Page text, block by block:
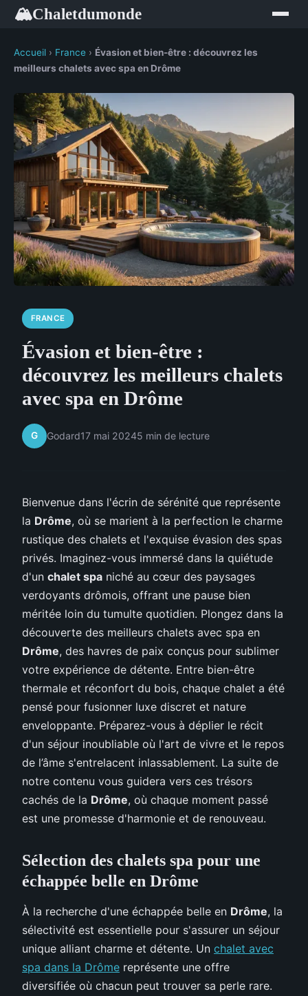
🏔Chaletdumonde
Accueil › France › Évasion et bien-être : découvrez les
meilleurs chalets avec spa en Drôme
FRANCE
Évasion et bien-être :
découvrez les meilleurs chalets
avec spa en Drôme
G Godard17 mai 20245 min de lecture
Bienvenue dans l'écrin de sérénité que représente
la Drôme, où se marient à la perfection le charme
rustique des chalets et l'exquise évasion des spas
privés. Imaginez-vous immersé dans la quiétude
d'un chalet spa niché au cœur des paysages
verdoyants drômois, offrant une pause bien
méritée loin du tumulte quotidien. Plongez dans la
découverte des meilleurs chalets avec spa en
Drôme, des havres de paix conçus pour sublimer
votre expérience de détente. Entre bien-être
thermale et réconfort du bois, chaque chalet a été
pensé pour fusionner luxe discret et nature
enveloppante. Préparez-vous à déplier le récit
d'un séjour inoubliable où l'art de vivre et le repos
de l’âme s'entrelacent inlassablement. La suite de
notre contenu vous guidera vers ces trésors
cachés de la Drôme, où chaque moment passé
est une promesse d'harmonie et de renouveau.
Sélection des chalets spa pour une
échappée belle en Drôme
À la recherche d'une échappée belle en Drôme, la
sélectivité est essentielle pour s'assurer un séjour
unique alliant charme et détente. Un chalet avec
spa dans la Drôme représente une offre
diversifiée où chacun peut trouver sa perle rare.